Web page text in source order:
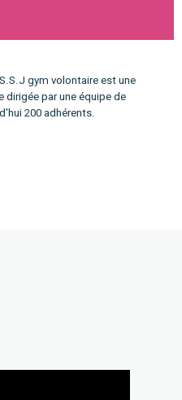
gym volontaire est une
par une équipe de
200 adhérents.